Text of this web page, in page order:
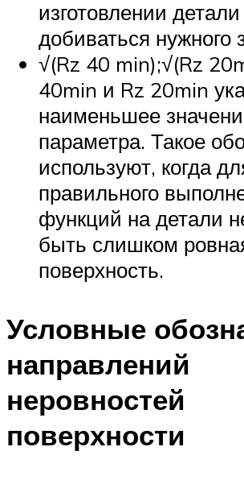
изготовлении
добиваться нужного
√(Rz 40 min);√(Rz
40min и Rz 20min
наименьшее
параметра. Такое
используют, когда
правильного
функций на детали
быть слишком
поверхность.
Условные
направлений
неровностей
поверхности